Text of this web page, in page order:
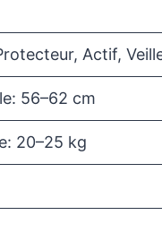
Actif,
56–62 cm
20–25 kg